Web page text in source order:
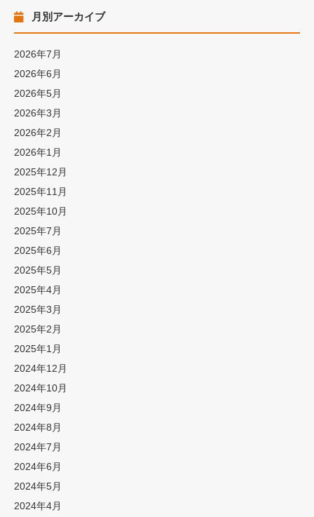
月別アーカイブ
2026年7月
2026年6月
2026年5月
2026年3月
2026年2月
2026年1月
2025年12月
2025年11月
2025年10月
2025年7月
2025年6月
2025年5月
2025年4月
2025年3月
2025年2月
2025年1月
2024年12月
2024年10月
2024年9月
2024年8月
2024年7月
2024年6月
2024年5月
2024年4月